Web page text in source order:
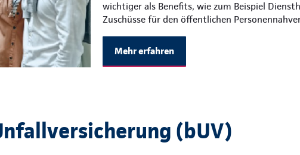
wichtiger als Benefits, wie zum Beispiel
Zuschüsse für den öffentlichen
Mehr erfahren
(bUV)